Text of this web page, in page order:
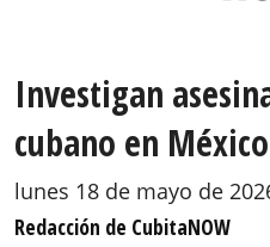
Investigan
cubano en México
lunes 18 de mayo de
Redacción de CubitaNOW